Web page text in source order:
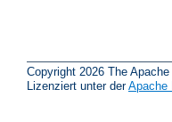
Copyright 2026 The
Lizenziert unter derApache